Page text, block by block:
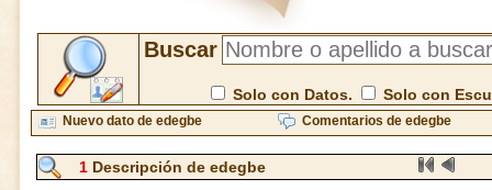
Buscar
Solo con Datos. Solo con
Nuevo dato de edegbe Comentarios de edegbe
1 Descripción de edegbe